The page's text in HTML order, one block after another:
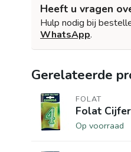
Heeft u vragen
Hulp nodig bij
WhatsApp.
Gerelateerde
FOLAT
Folat
Op voorraad